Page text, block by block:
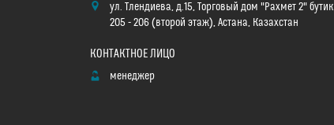
ул. Тлендиева, д.15, Торговый дом "Рахмет 2" бутик
205 - 206 (второй этаж), Астана, Казахстан
менеджер